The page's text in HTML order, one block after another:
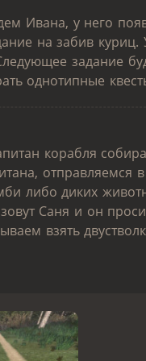
Ивана, у него
на забив
задание
однотипные
корабля
отправляемся
либо диких
Саня и он
взять